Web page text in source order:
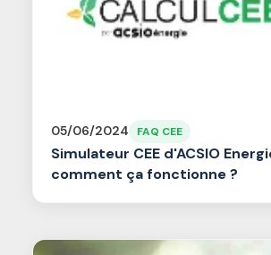
05/06/2024 FAQ CEE
Simulateur CEE d'ACSIO
comment ça fonctionne ?